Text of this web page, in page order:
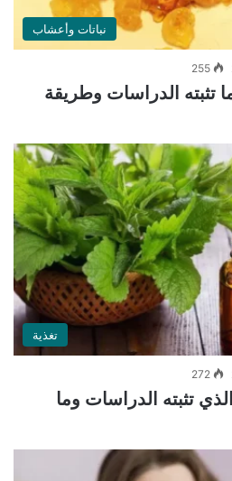
نباتات وأعشاب
255
تثبته الدراسات وطريقة
تغذية
272
تثبته الدراسات وما